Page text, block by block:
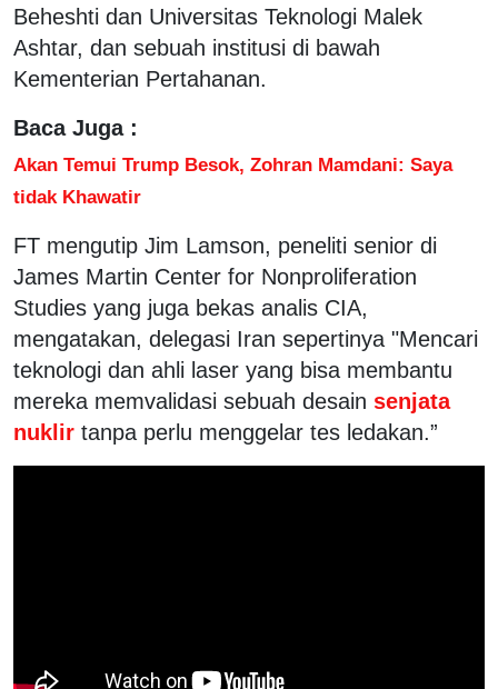
Beheshti dan Universitas Teknologi Malek
Ashtar, dan sebuah institusi di bawah
Kementerian Pertahanan.
Baca Juga :
Akan Temui Trump Besok, Zohran Mamdani: Saya
tidak Khawatir
FT mengutip Jim Lamson, peneliti senior di
James Martin Center for Nonproliferation
Studies yang juga bekas analis CIA,
mengatakan, delegasi Iran sepertinya "Mencari
teknologi dan ahli laser yang bisa membantu
mereka memvalidasi sebuah desain senjata
nuklir tanpa perlu menggelar tes ledakan.”